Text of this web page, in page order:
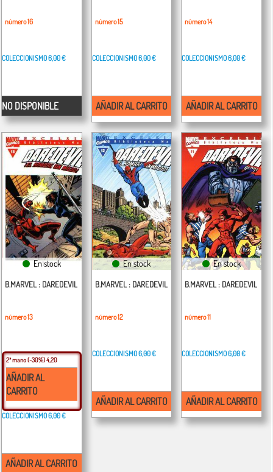
número 16
COLECCIONISMO6,00 €
NO DISPONIBLE
número 15
COLECCIONISMO6,00 €
AÑADIR AL CARRITO
número 14
COLECCIONISMO6,00 €
AÑADIR AL CARRITO
En stock
B.MARVEL : DAREDEVIL
número 13
2ª mano(-30%) 4,20
AÑADIR AL
CARRITO
COLECCIONISMO6,00 €
AÑADIR AL CARRITO
En stock
B.MARVEL : DAREDEVIL
número 12
COLECCIONISMO6,00 €
AÑADIR AL CARRITO
En stock
B.MARVEL : DAREDEVIL
número 11
COLECCIONISMO6,00 €
AÑADIR AL CARRITO